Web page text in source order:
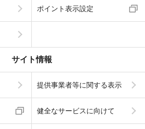
ポイント表示設定
サイト情報
提供事業者等に関する表示
健全なサービスに向けて